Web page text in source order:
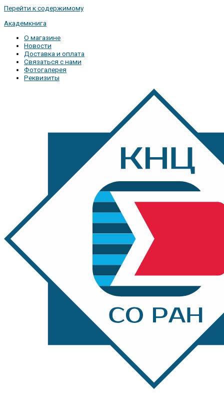
Перейти к содержимому
Академкнига
О магазине
Новости
Доставка и оплата
Связаться с нами
Фотогалерея
Реквизиты